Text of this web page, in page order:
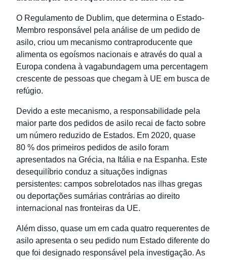
O Regulamento de Dublim, que determina o Estado-
Membro responsável pela análise de um pedido de
asilo, criou um mecanismo contraproducente que
alimenta os egoísmos nacionais e através do qual a
Europa condena à vagabundagem uma percentagem
crescente de pessoas que chegam à UE em busca de
refúgio.
Devido a este mecanismo, a responsabilidade pela
maior parte dos pedidos de asilo recai de facto sobre
um número reduzido de Estados. Em 2020, quase
80 % dos primeiros pedidos de asilo foram
apresentados na Grécia, na Itália e na Espanha. Este
desequilíbrio conduz a situações indignas
persistentes: campos sobrelotados nas ilhas gregas
ou deportações sumárias contrárias ao direito
internacional nas fronteiras da UE.
Além disso, quase um em cada quatro requerentes de
asilo apresenta o seu pedido num Estado diferente do
que foi designado responsável pela investigação. As